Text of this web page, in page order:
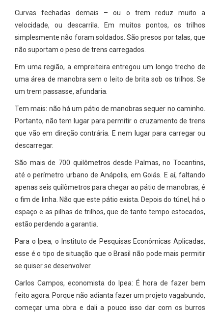
Curvas fechadas demais – ou o trem reduz muito a
velocidade, ou descarrila. Em muitos pontos, os trilhos
simplesmente não foram soldados. São presos por talas, que
não suportam o peso de trens carregados.
Em uma região, a empreiteira entregou um longo trecho de
uma área de manobra sem o leito de brita sob os trilhos. Se
um trem passasse, afundaria.
Tem mais: não há um pátio de manobras sequer no caminho.
Portanto, não tem lugar para permitir o cruzamento de trens
que vão em direção contrária. E nem lugar para carregar ou
descarregar.
São mais de 700 quilômetros desde Palmas, no Tocantins,
até o perímetro urbano de Anápolis, em Goiás. E aí, faltando
apenas seis quilômetros para chegar ao pátio de manobras, é
o fim de linha. Não que este pátio exista. Depois do túnel, há o
espaço e as pilhas de trilhos, que de tanto tempo estocados,
estão perdendo a garantia.
Para o Ipea, o Instituto de Pesquisas Econômicas Aplicadas,
esse é o tipo de situação que o Brasil não pode mais permitir
se quiser se desenvolver.
Carlos Campos, economista do Ipea: É hora de fazer bem
feito agora. Porque não adianta fazer um projeto vagabundo,
começar uma obra e dali a pouco isso dar com os burros